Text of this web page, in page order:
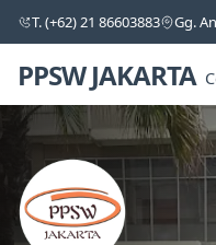
T. (+62) 21 86603883 Gg.
PPSW JAKARTA